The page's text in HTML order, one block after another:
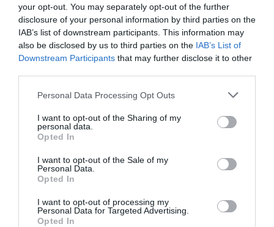
your opt-out. You may separately opt-out of the further
disclosure of your personal information by third parties on the
IAB’s list of downstream participants. This information may
also be disclosed by us to third parties on the IAB’s List of
Downstream Participants that may further disclose it to other
Please note that this website/app uses one or more Google
not limited to your visit or usage behaviour. You may click to
grant or deny consent to Google and its third-party tags to
use your data for below specified purposes in below Google
consent section.
Personal Data Processing Opt Outs
I want to opt-out of the Sharing of my
personal data.
Opted In
I want to opt-out of the Sale of my
Personal Data.
Opted In
I want to opt-out of processing my
Personal Data for Targeted Advertising.
Opted In
6 h 1 min
Stop Eating These 3 Foods That Are Known to
Cause Parasites
486 91